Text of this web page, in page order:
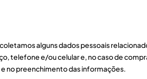
alguns dados pessoais
telefone e/ou celular e, no caso de
no preenchimento das informações.